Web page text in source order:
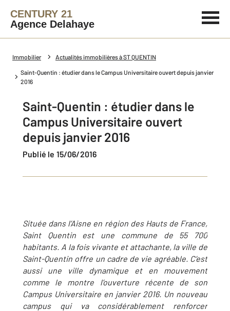
CENTURY 21
Agence Delahaye
Immobilier Actualités immobilières à ST QUENTIN
Saint-Quentin : étudier dans le Campus Universitaire ouvert depuis janvier
2016
Saint-Quentin : étudier dans le
Campus Universitaire ouvert
depuis janvier 2016
Publié le 15/06/2016
Située dans l’Aisne en région des Hauts de France,
Saint Quentin est une commune de 55 700
habitants. A la fois vivante et attachante, la ville de
Saint-Quentin offre un cadre de vie agréable. C’est
aussi une ville dynamique et en mouvement
comme le montre l’ouverture récente de son
Campus Universitaire en janvier 2016. Un nouveau
campus qui va considérablement renforcer